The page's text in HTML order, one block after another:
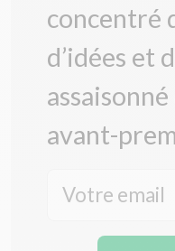
concentré
d’idées et
avant-